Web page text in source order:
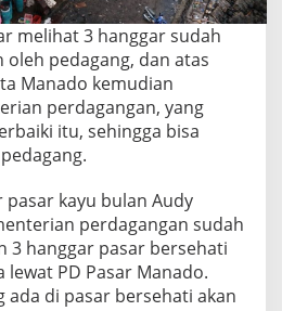
melihat 3 hanggar sudah
oleh pedagang, dan atas
Manado kemudian
perdagangan, yang
itu, sehingga bisa
kayu bulan Audy
perdagangan sudah
3 hanggar pasar bersehati
PD Pasar Manado.
ada di pasar bersehati akan